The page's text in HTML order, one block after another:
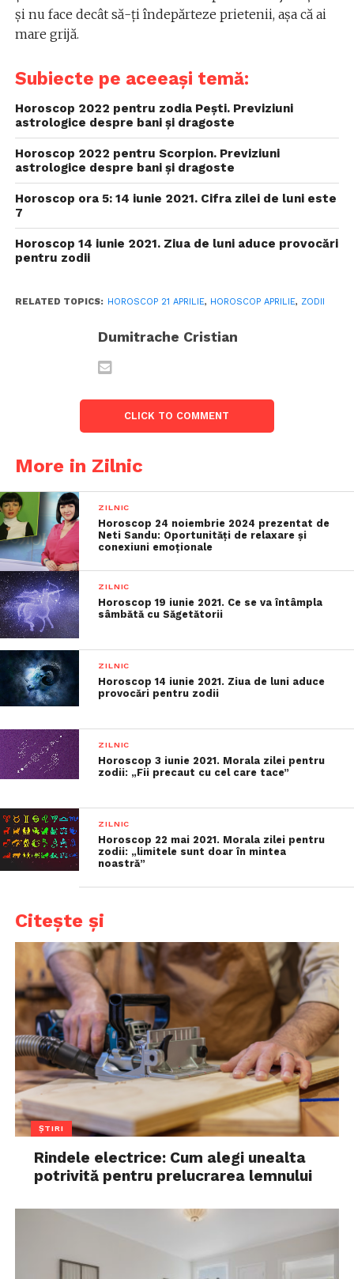
și nu face decât să-ți îndepărteze prietenii, așa că ai
mare grijă.
Subiecte pe aceeași temă:
Horoscop 2022 pentru zodia Pești. Previziuni
astrologice despre bani și dragoste
Horoscop 2022 pentru Scorpion. Previziuni
astrologice despre bani și dragoste
Horoscop ora 5: 14 iunie 2021. Cifra zilei de luni este
7
Horoscop 14 iunie 2021. Ziua de luni aduce provocări
pentru zodii
RELATED TOPICS: HOROSCOP 21 APRILIE, HOROSCOP APRILIE, ZODII
Dumitrache Cristian
CLICK TO COMMENT
More in Zilnic
ZILNIC
Horoscop 24 noiembrie 2024 prezentat de
Neti Sandu: Oportunități de relaxare și
conexiuni emoționale
ZILNIC
Horoscop 19 iunie 2021. Ce se va întâmpla
sâmbătă cu Săgetătorii
ZILNIC
Horoscop 14 iunie 2021. Ziua de luni aduce
provocări pentru zodii
ZILNIC
Horoscop 3 iunie 2021. Morala zilei pentru
zodii: „Fii precaut cu cel care tace”
ZILNIC
Horoscop 22 mai 2021. Morala zilei pentru
zodii: „limitele sunt doar în mintea
noastră”
Citește și
ȘTIRI
Rindele electrice: Cum alegi unealta
potrivită pentru prelucrarea lemnului